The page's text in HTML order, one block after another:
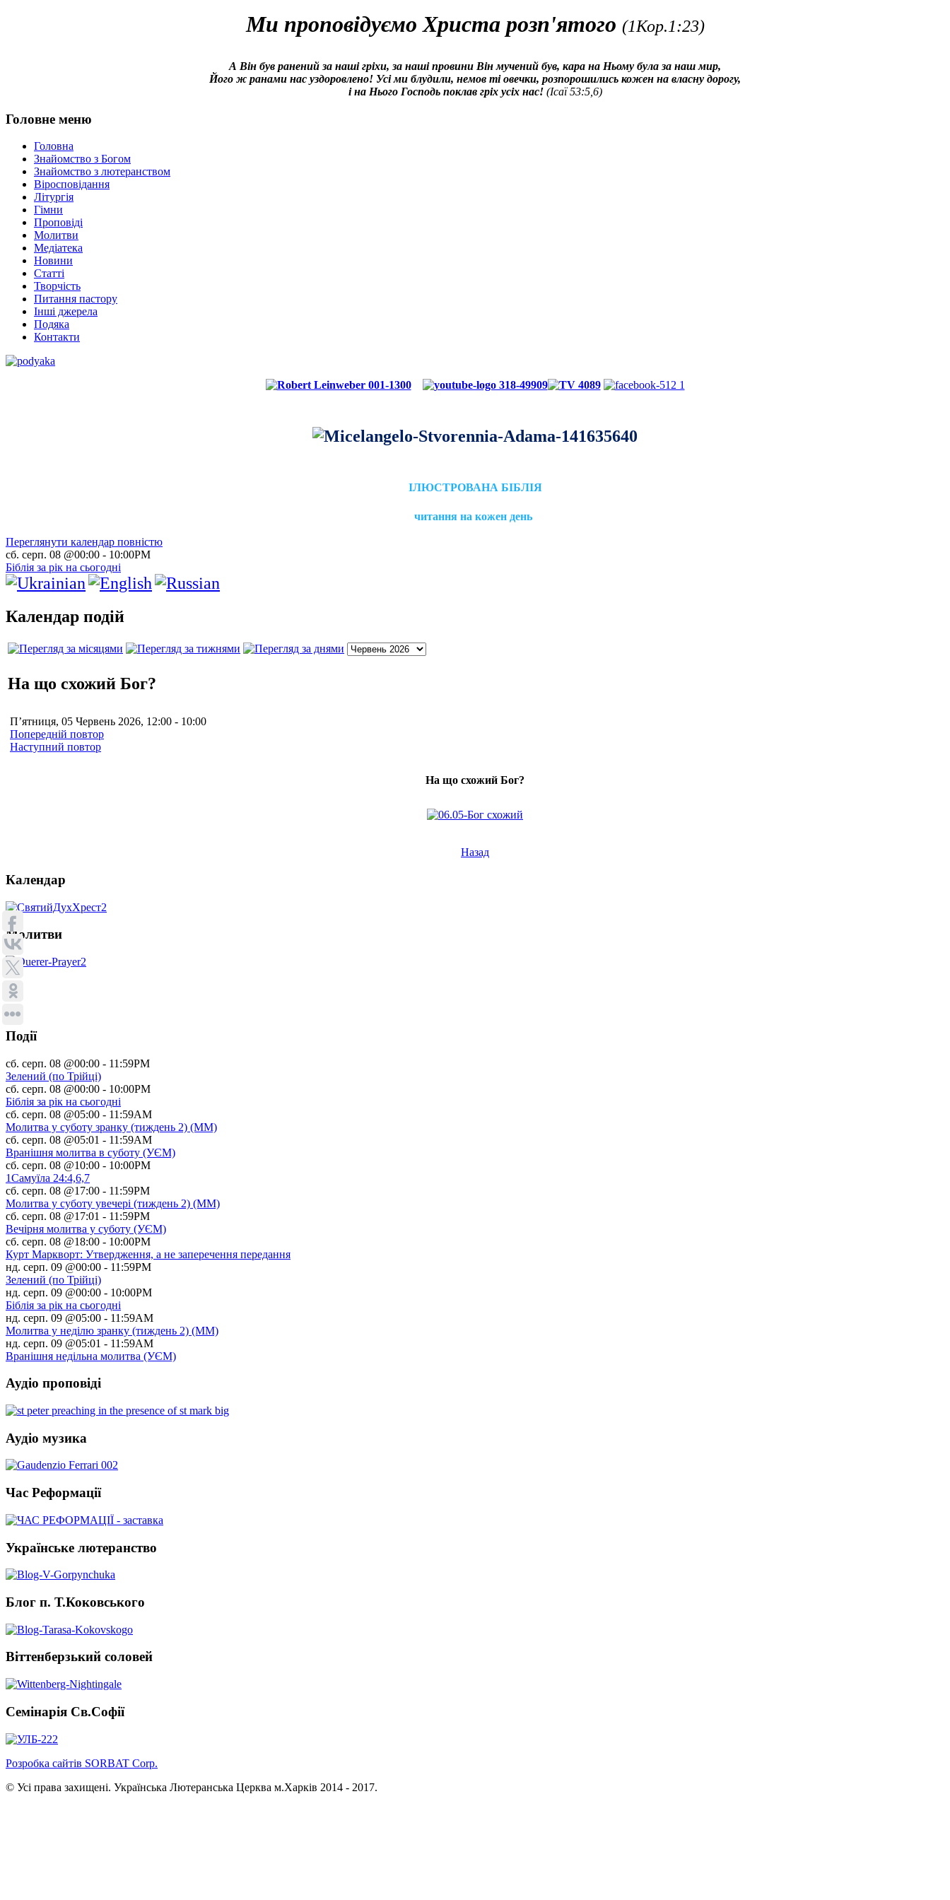
Ми проповідуємо Христа розп'ятого (1Кор.1:23)
А Він був ранений за наші гріхи, за наші провини Він мучений був, кара на Ньому була за наш мир,
Його ж ранами нас уздоровлено! Усі ми блудили, немов ті овечки, розпорошились кожен на власну дорогу,
і на Нього Господь поклав гріх усіх нас! (Ісаї 53:5,6)
Головне меню
Головна
Знайомство з Богом
Знайомство з лютеранством
Віросповідання
Літургія
Гімни
Проповіді
Молитви
Медіатека
Новини
Статті
Творчість
Питання пастору
Інші джерела
Подяка
Контакти
ІЛЮСТРОВАНА БІБЛІЯ
читання на кожен день
Переглянути календар повністю
сб. серп. 08 @00:00 - 10:00PM
Біблія за рік на сьогодні
Календар подій
На що схожий Бог?
П’ятниця, 05 Червень 2026, 12:00 - 10:00
Попередній повтор
Наступний повтор
На що схожий Бог?
Назад
Календар
Молитви
Події
сб. серп. 08 @00:00 - 11:59PM
Зелений (по Трійці)
сб. серп. 08 @00:00 - 10:00PM
Біблія за рік на сьогодні
сб. серп. 08 @05:00 - 11:59AM
Молитва у суботу зранку (тиждень 2) (ММ)
сб. серп. 08 @05:01 - 11:59AM
Вранішня молитва в суботу (УЄМ)
сб. серп. 08 @10:00 - 10:00PM
1Самуїла 24:4,6,7
сб. серп. 08 @17:00 - 11:59PM
Молитва у суботу увечері (тиждень 2) (ММ)
сб. серп. 08 @17:01 - 11:59PM
Вечірня молитва у суботу (УЄМ)
сб. серп. 08 @18:00 - 10:00PM
Курт Маркворт: Утвердження, а не заперечення передання
нд. серп. 09 @00:00 - 11:59PM
Зелений (по Трійці)
нд. серп. 09 @00:00 - 10:00PM
Біблія за рік на сьогодні
нд. серп. 09 @05:00 - 11:59AM
Молитва у неділю зранку (тиждень 2) (ММ)
нд. серп. 09 @05:01 - 11:59AM
Вранішня недільна молитва (УЄМ)
Аудіо проповіді
Аудіо музика
Час Реформації
Українське лютеранство
Блог п. Т.Коковського
Віттенберзький соловей
Семінарія Св.Софії
Розробка сайтів SORBAT Corp.
© Усі права захищені. Українська Лютеранська Церква м.Харків 2014 - 2017.